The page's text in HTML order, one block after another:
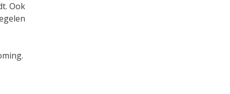
Ook